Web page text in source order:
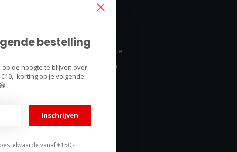
Account informatie
Mijn bestellingen
Mijn tickets
Alle producten
bestelling
de hoogte te blijven over
korting op je volgende
Inschrijven
vanaf €150,-